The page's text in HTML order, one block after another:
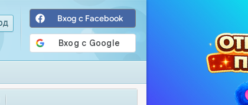
Вход с Facebook